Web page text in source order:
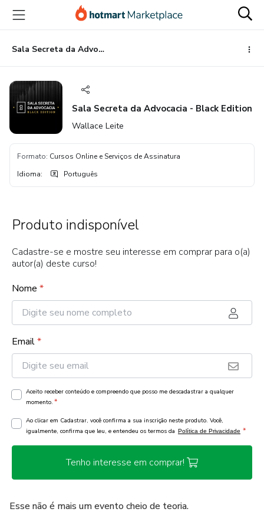
para
conteúdo
principal
para
pagamento
para
rodapé
Sala Secreta da Advocacia - Black Edition
Sala Secreta da Advocacia - Black Edition
Wallace Leite
Formato: Cursos Online e Serviços de Assinatura
Idioma: Português
Produto indisponível
Cadastre-se e mostre seu interesse em comprar para o(a)
autor(a) deste curso!
Nome *
Email*
Aceito receber conteúdo e compreendo que posso me descadastrar a qualquer
momento. *
Ao clicar em Cadastrar, você confirma a sua inscrição neste produto. Você,
igualmente, confirma que leu, e entendeu os termos da Política de Privacidade *
Tenho interesse em comprar!
Esse não é mais um evento cheio de teoria.